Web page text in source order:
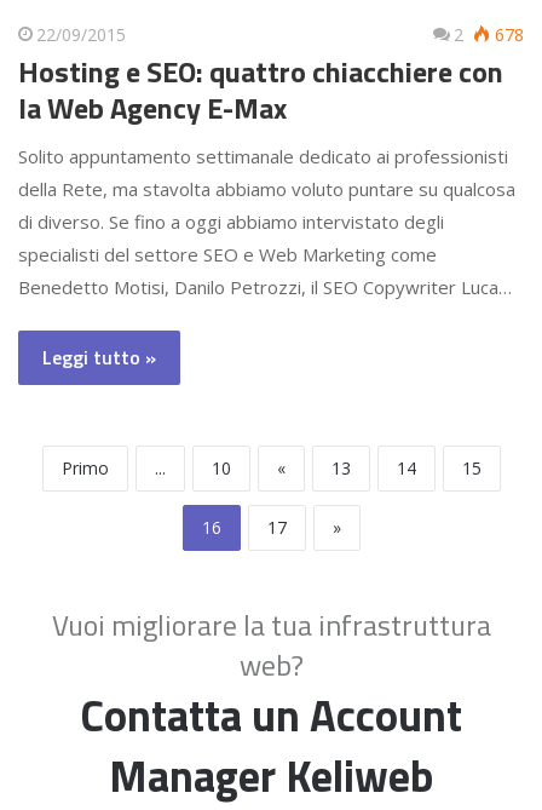
22/09/2015 2 678
Hosting e SEO: quattro chiacchiere con
la Web Agency E-Max
Solito appuntamento settimanale dedicato ai professionisti
della Rete, ma stavolta abbiamo voluto puntare su qualcosa
di diverso. Se fino a oggi abbiamo intervistato degli
specialisti del settore SEO e Web Marketing come
Benedetto Motisi, Danilo Petrozzi, il SEO Copywriter Luca…
Leggi tutto »
Primo ... 10 « 13 14 15
16 17 »
Vuoi migliorare la tua infrastruttura
web?
Contatta un Account
Manager Keliweb